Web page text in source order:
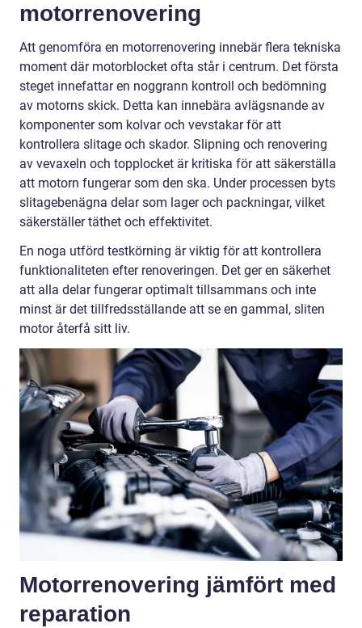
motorrenovering
Att genomföra en motorrenovering innebär flera tekniska
moment där motorblocket ofta står i centrum. Det första
steget innefattar en noggrann kontroll och bedömning
av motorns skick. Detta kan innebära avlägsnande av
komponenter som kolvar och vevstakar för att
kontrollera slitage och skador. Slipning och renovering
av vevaxeln och topplocket är kritiska för att säkerställa
att motorn fungerar som den ska. Under processen byts
slitagebenägna delar som lager och packningar, vilket
säkerställer täthet och effektivitet.
En noga utförd testkörning är viktig för att kontrollera
funktionaliteten efter renoveringen. Det ger en säkerhet
att alla delar fungerar optimalt tillsammans och inte
minst är det tillfredsställande att se en gammal, sliten
motor återfå sitt liv.
Motorrenovering jämfört med
reparation